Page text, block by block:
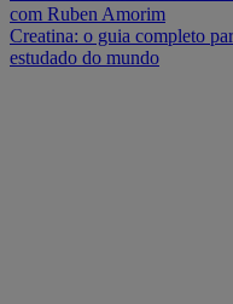
com Ruben Amorim
Creatina: o guia completo
estudado do mundo